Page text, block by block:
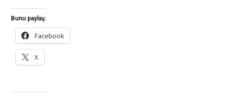
Bunu paylaş:
Facebook
X